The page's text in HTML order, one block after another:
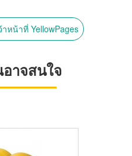
หน้าที่ YellowPages
าจสนใจ